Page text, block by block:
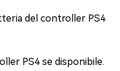
del controller PS4
PS4 se disponibile.